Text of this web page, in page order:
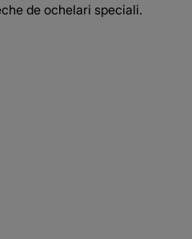
de ochelari speciali.